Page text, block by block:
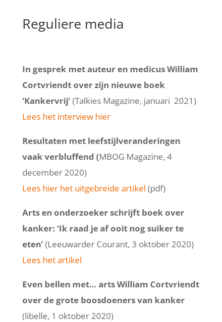
Reguliere media
In gesprek met auteur en medicus William
Cortvriendt over zijn nieuwe boek
‘Kankervrij’(Talkies Magazine, januari 2021)
Lees het interview hier
Resultaten met leefstijlveranderingen
vaak verbluffend (MBOG Magazine, 4
december 2020)
Lees hier het uitgebreide artikel (pdf)
Arts en onderzoeker schrijft boek over
kanker: ‘Ik raad je af ooit nog suiker te
eten’(Leeuwarder Courant, 3 oktober 2020)
Lees het artikel
Even bellen met… arts William Cortvriendt
over de grote boosdoeners van kanker
(libelle, 1 oktober 2020)